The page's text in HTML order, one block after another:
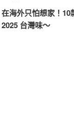
章
導
一
篇
在海外只怕想家！10
2025 台灣味～